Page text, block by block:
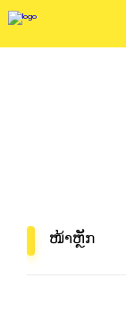
ໜ້າຫຼັກ